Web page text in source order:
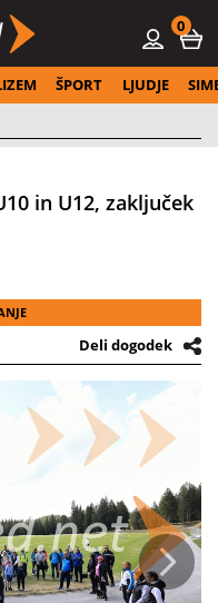
0
ŠPORT LJUDJE
in U12, zaključek
Deli dogodek